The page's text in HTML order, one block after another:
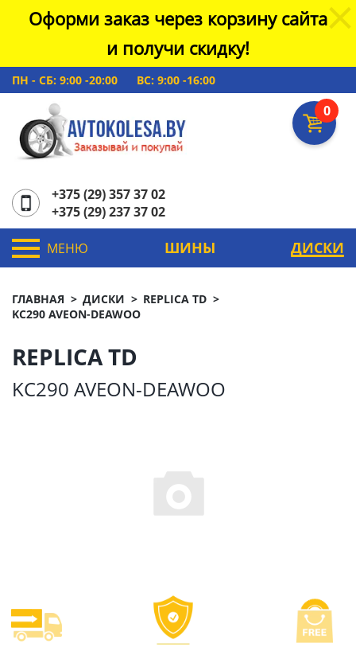
Оформи заказ через корзину сайта
и получи скидку!
ПН - СБ: 9:00 -20:00 ВС: 9:00 -16:00
0
+375 (29) 357 37 02
+375 (29) 237 37 02
МЕНЮ ШИНЫ ДИСКИ
ГЛАВНАЯ ДИСКИ
REPLICA TD
KC290 AVEON-DEAWOO
REPLICA TD
KC290 AVEON-DEAWOO